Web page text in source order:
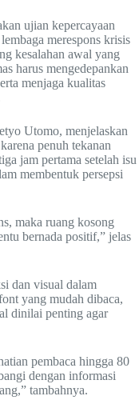
ujian kepercayaan
merespons krisis
kesalahan awal yang
harus mengedepankan
menjaga kualitas
Utomo, menjelaskan
penuh tekanan
jam pertama setelah isu
membentuk persepsi
maka ruang kosong
bernada positif,” jelas
dan visual dalam
yang mudah dibaca,
dinilai penting agar
pembaca hingga 80
dengan informasi
tambahnya.